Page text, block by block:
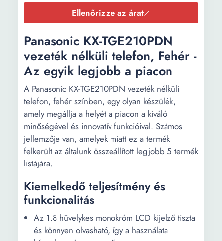
Ellenőrizze az árat
Panasonic KX-TGE210PDN
vezeték nélküli telefon, Fehér -
Az egyik legjobb a piacon
A Panasonic KX-TGE210PDN vezeték nélküli
telefon, fehér színben, egy olyan készülék,
amely megállja a helyét a piacon a kiváló
minőségével és innovatív funkcióival. Számos
jellemzője van, amelyek miatt ez a termék
felkerült az általunk összeállított legjobb 5 termék
listájára.
Kiemelkedő teljesítmény és
funkcionalitás
Az 1.8 hüvelykes monokróm LCD kijelző tiszta
és könnyen olvasható, így a használata